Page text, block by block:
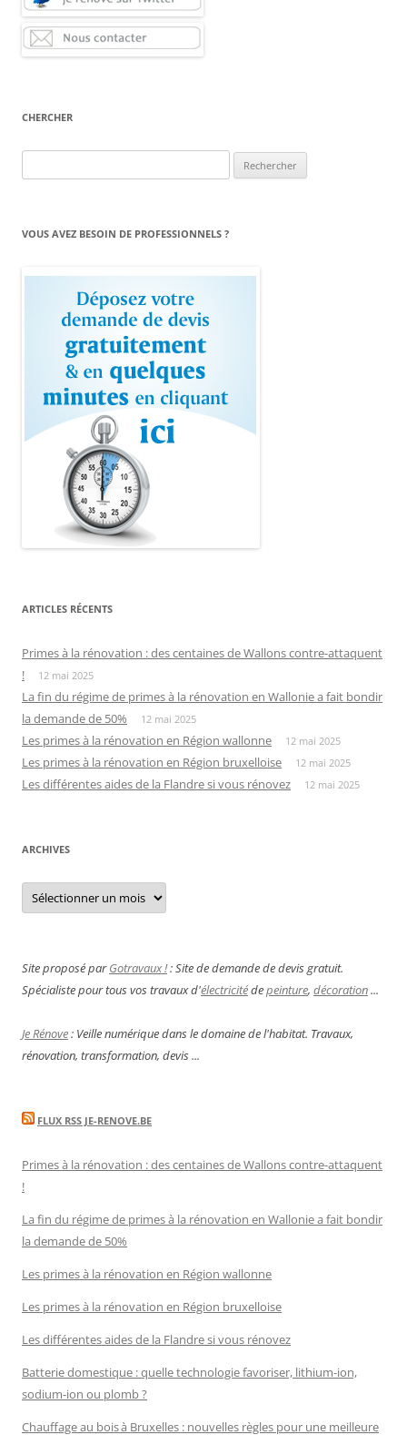
CHERCHER
VOUS AVEZ BESOIN DE PROFESSIONNELS ?
ARTICLES RÉCENTS
Primes à la rénovation : des centaines de Wallons contre-attaquent
!
12 mai 2025
La fin du régime de primes à la rénovation en Wallonie a fait bondir
la demande de 50%
12 mai 2025
Les primes à la rénovation en Région wallonne 12 mai 2025
Les primes à la rénovation en Région bruxelloise 12 mai 2025
Les différentes aides de la Flandre si vous rénovez 12 mai 2025
ARCHIVES
Archives
Site proposé parGotravaux !: Site de demande de devis gratuit.
Spécialiste pour tous vos travaux d'électricitédepeinture, décoration...
Je Rénove: Veille numérique dans le domaine de l'habitat. Travaux,
rénovation, transformation, devis ...
FLUX RSS JE-RENOVE.BE
Primes à la rénovation : des centaines de Wallons contre-attaquent
!
La fin du régime de primes à la rénovation en Wallonie a fait bondir
la demande de 50%
Les primes à la rénovation en Région wallonne
Les primes à la rénovation en Région bruxelloise
Les différentes aides de la Flandre si vous rénovez
Batterie domestique : quelle technologie favoriser, lithium-ion,
sodium-ion ou plomb ?
Chauffage au bois à Bruxelles : nouvelles règles pour une meilleure